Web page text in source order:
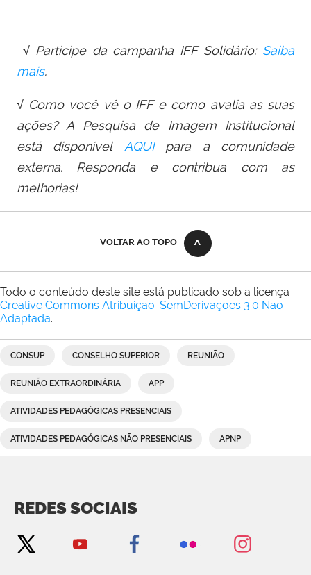
√ Participe da campanha IFF Solidário: Saiba
mais.
√ Como você vê o IFF e como avalia as suas
ações? A Pesquisa de Imagem Institucional
está disponível AQUI para a comunidade
externa. Responda e contribua com as
melhorias!
VOLTAR AO TOPO
Todo o conteúdo deste site está publicado sob a licença
Creative Commons Atribuição-SemDerivações 3.0 Não
Adaptada.
CONSUP CONSELHO SUPERIOR REUNIÃO
REUNIÃO EXTRAORDINÁRIA APP
ATIVIDADES PEDAGÓGICAS PRESENCIAIS
ATIVIDADES PEDAGÓGICAS NÃO PRESENCIAIS APNP
REDES SOCIAIS